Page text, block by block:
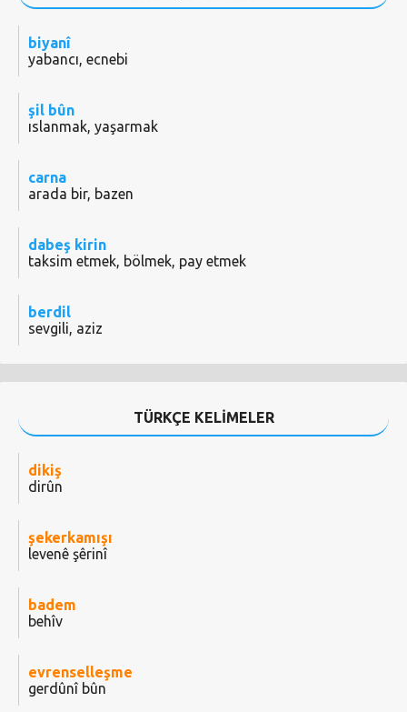
biyanî
yabancı, ecnebi
şil bûn
ıslanmak, yaşarmak
carna
arada bir, bazen
dabeş kirin
taksim etmek, bölmek, pay etmek
berdil
sevgili, aziz
TÜRKÇE KELİMELER
dikiş
dirûn
şekerkamışı
levenê şêrinî
badem
behîv
evrenselleşme
gerdûnî bûn